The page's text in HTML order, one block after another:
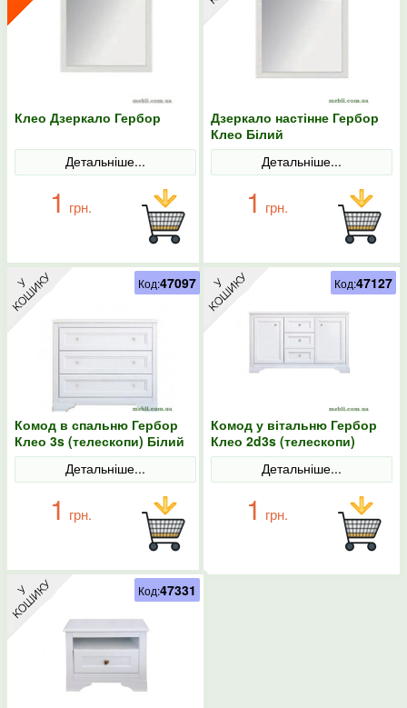
Клео Дзеркало Гербор
Детальніше...
1 грн.
Дзеркало настінне Гербор
Клео Білий
Детальніше...
1 грн.
Комод в спальню Гербор
Клео 3s (телескопи) Білий
Детальніше...
1 грн.
Код:47097
Комод у вітальню Гербор
Клео 2d3s (телескопи)
Білий
Детальніше...
1 грн.
Код:47127
Код:47331